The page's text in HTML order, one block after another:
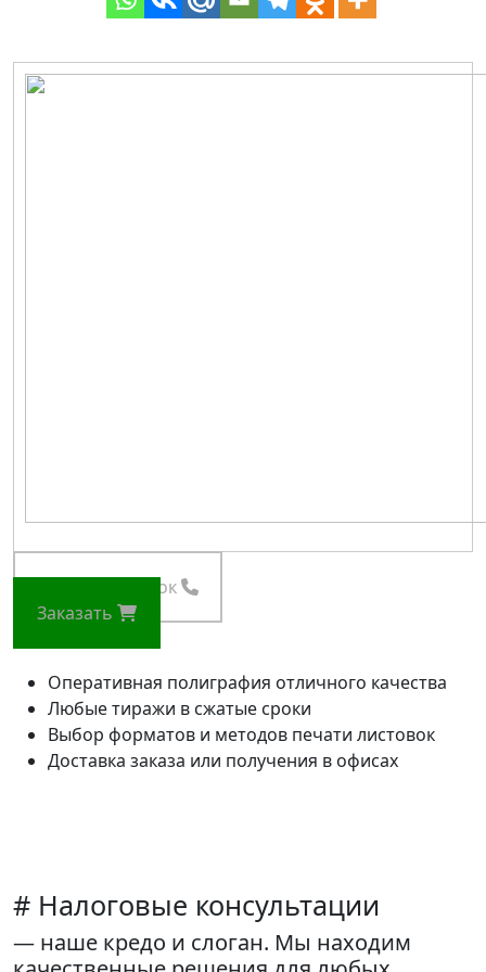
Заказать звонок
Заказать
Оперативная полиграфия отличного качества
Любые тиражи в сжатые сроки
Выбор форматов и методов печати листовок
Доставка заказа или получения в офисах
# Налоговые консультации
— наше кредо и слоган. Мы находим